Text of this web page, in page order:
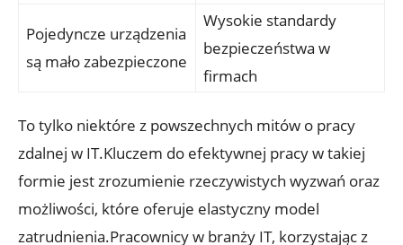
Pojedyncze urządzenia
są mało zabezpieczone
Wysokie standardy
bezpieczeństwa w
firmach
To ‍tylko niektóre z powszechnych ‌mitów o pracy
zdalnej w⁤ IT.Kluczem do efektywnej pracy w takiej⁢
formie jest zrozumienie‌ rzeczywistych wyzwań oraz
możliwości, które oferuje elastyczny model
zatrudnienia.Pracownicy w branży IT, korzystając z